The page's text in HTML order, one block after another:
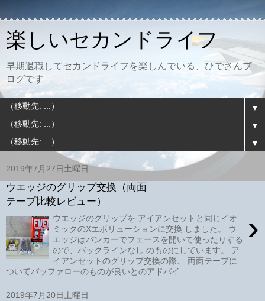
楽しいセカンドライフ
早期退職してセカンドライフを楽しんでいる、ひでさんブ
ログです
▼
▼
▼
2019年7月27日土曜日
ウエッジのグリップ交換（両面
テープ比較レビュー）
›
ウエッジのグリップを アイアンセットと同じイオ
ミックのXエボリューションに交換 しました。 ウ
エッジはバンカーでフェースを開いて使ったりする
ので、バックラインなし のものにしています。 ア
イアンセットのグリップ交換の際、 両面テープに
ついてバッファローのものが良いとのアドバイ...
2019年7月20日土曜日